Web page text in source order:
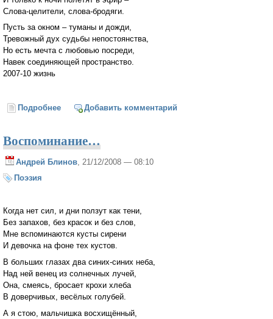
Слова-целители, слова-бродяги.
Пусть за окном – туманы и дожди,
Тревожный дух судьбы непостоянства,
Но есть мечта с любовью посреди,
Навек соединяющей пространство.
2007-10 жизнь
Подробнее о ДругуДобавить комментарий
Воспоминание…
Андрей Блинов , 21/12/2008 — 08:10
Поэзия
Когда нет сил, и дни ползут как тени,
Без запахов, без красок и без слов,
Мне вспоминаются кусты сирени
И девочка на фоне тех кустов.
В больших глазах два синих-синих неба,
Над ней венец из солнечных лучей,
Она, смеясь, бросает крохи хлеба
В доверчивых, весёлых голубей.
А я стою, мальчишка восхищённый,